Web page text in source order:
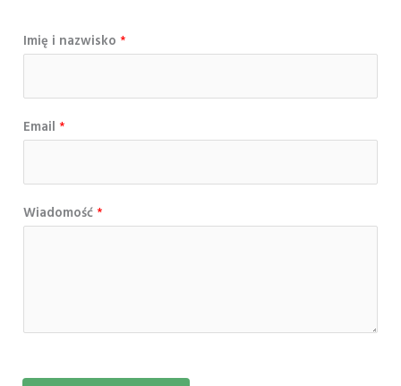
Imię i nazwisko *
Email *
Wiadomość*